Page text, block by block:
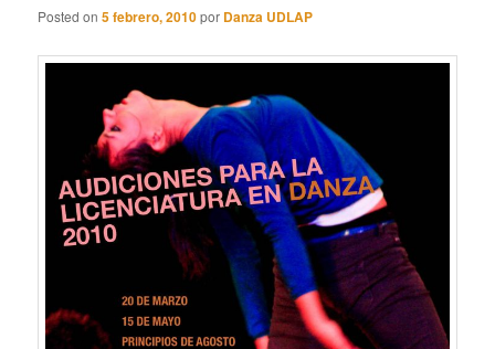
Posted on5 febrero, 2010por Danza UDLAP